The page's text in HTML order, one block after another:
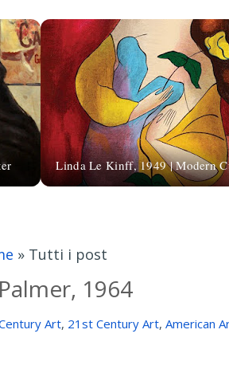
Linda Le Kinff, 1949 | Modern
» Tutti i post
1964
Art, 21st Century Art, American